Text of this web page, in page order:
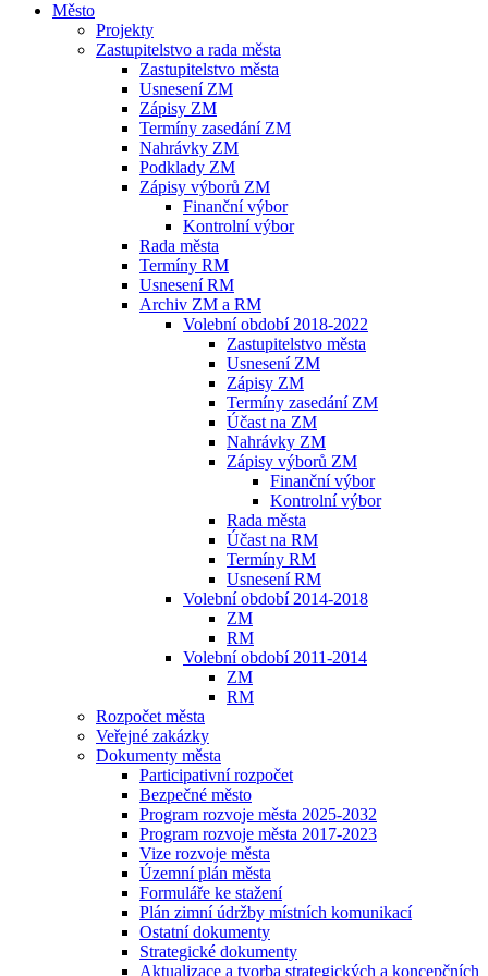
Město
Projekty
Zastupitelstvo a rada města
Zastupitelstvo města
Usnesení ZM
Zápisy ZM
Termíny zasedání ZM
Nahrávky ZM
Podklady ZM
Zápisy výborů ZM
Finanční výbor
Kontrolní výbor
Rada města
Termíny RM
Usnesení RM
Archiv ZM a RM
Volební období 2018-2022
Zastupitelstvo města
Usnesení ZM
Zápisy ZM
Termíny zasedání ZM
Účast na ZM
Nahrávky ZM
Zápisy výborů ZM
Finanční výbor
Kontrolní výbor
Rada města
Účast na RM
Termíny RM
Usnesení RM
Volební období 2014-2018
ZM
RM
Volební období 2011-2014
ZM
RM
Rozpočet města
Veřejné zakázky
Dokumenty města
Participativní rozpočet
Bezpečné město
Program rozvoje města 2025-2032
Program rozvoje města 2017-2023
Vize rozvoje města
Územní plán města
Formuláře ke stažení
Plán zimní údržby místních komunikací
Ostatní dokumenty
Strategické dokumenty
Aktualizace a tvorba strategických a koncepčních